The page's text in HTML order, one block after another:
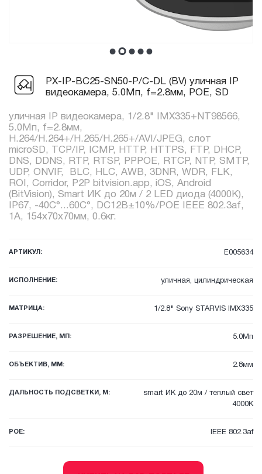
PX-IP-BC25-SN50-P/C-DL (BV) уличная IP
видеокамера, 5.0Мп, f=2.8мм, POE, SD
уличная IP видеокамера, 1/2.8" IMX335+NT98566,
5.0Мп, f=2.8мм,
H.264/H.264+/H.265/H.265+/AVI/JPEG, слот
microSD, TCP/IP, ICMP, HTTP, HTTPS, FTP, DHCP,
DNS, DDNS, RTP, RTSP, PPPOE, RTCP, NTP, SMTP,
UDP, ONVIF, BLC, HLC, AWB, 3DNR, WDR, FLK,
ROI, Corridor, P2P bitvision.app, iOS, Android
(BitVision), Smart ИК до 20м / 2 LED диода (4000K),
IP67, -40C°...60C°, DC12В±10%/POE IEEE 802.3af,
1А, 154x70x70мм, 0.6кг.
АРТИКУЛ: E005634
ИСПОЛНЕНИЕ: уличная, цилиндрическая
МАТРИЦА: 1/2.8" Sony STARVIS IMX335
РАЗРЕШЕНИЕ, МП: 5.0Мп
ОБЪЕКТИВ, ММ: 2.8мм
ДАЛЬНОСТЬ ПОДСВЕТКИ, М:
smart ИК до 20м / теплый свет
4000К
POE: IEEE 802.3af